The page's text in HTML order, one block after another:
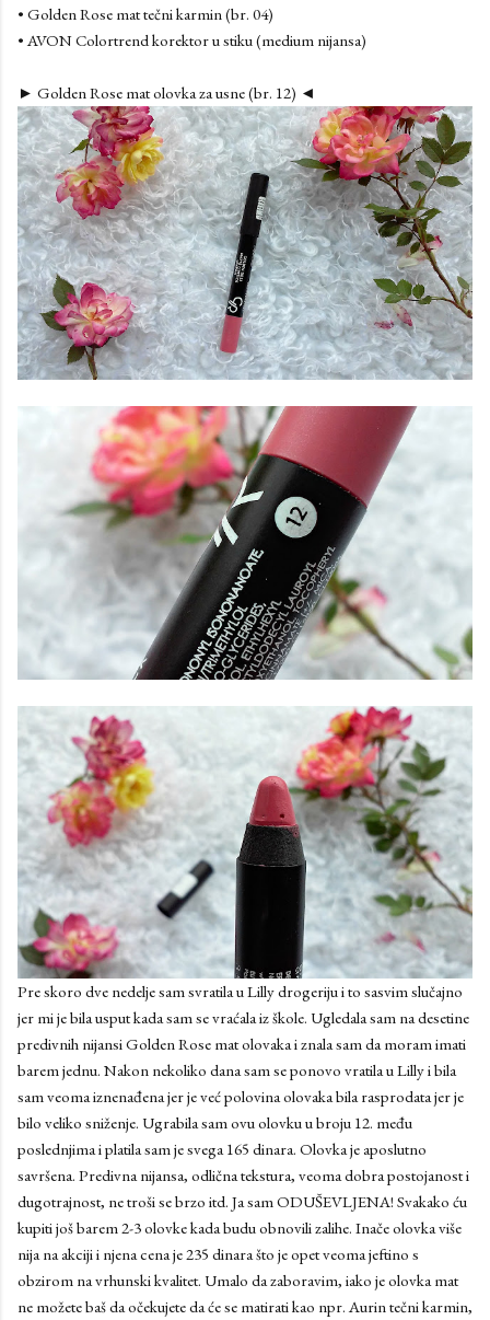
• Golden Rose mat tečni karmin (br. 04)
• AVON Colortrend korektor u stiku (medium nijansa)
► Golden Rose mat olovka za usne (br. 12) ◄
Pre skoro dve nedelje sam svratila u Lilly drogeriju i to sasvim slučajno
jer mi je bila usput kada sam se vraćala iz škole. Ugledala sam na desetine
predivnih nijansi Golden Rose mat olovaka i znala sam da moram imati
barem jednu. Nakon nekoliko dana sam se ponovo vratila u Lilly i bila
sam veoma iznenađena jer je već polovina olovaka bila rasprodata jer je
bilo veliko sniženje. Ugrabila sam ovu olovku u broju 12. među
poslednjima i platila sam je svega 165 dinara. Olovka je aposlutno
savršena. Predivna nijansa, odlična tekstura, veoma dobra postojanost i
dugotrajnost, ne troši se brzo itd. Ja sam ODUŠEVLJENA! Svakako ću
kupiti još barem 2-3 olovke kada budu obnovili zalihe. Inače olovka više
nija na akciji i njena cena je 235 dinara što je opet veoma jeftino s
obzirom na vrhunski kvalitet. Umalo da zaboravim, iako je olovka mat
ne možete baš da očekujete da će se matirati kao npr. Aurin tečni karmin,